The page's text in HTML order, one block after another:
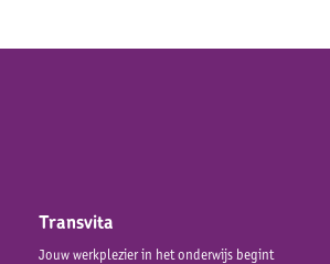
Transvita
Jouw werkplezier in het onderwijs begint